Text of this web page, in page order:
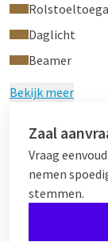
Daglicht
Beamer
Bekijk meer
Zaal
Vraag
nemen
stemmen.